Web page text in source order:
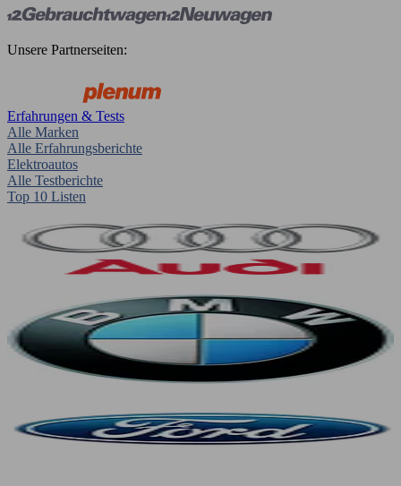
Unsere Partnerseiten:
Erfahrungen & Tests
Alle Marken
Alle Erfahrungsberichte
Elektroautos
Alle Testberichte
Top 10 Listen